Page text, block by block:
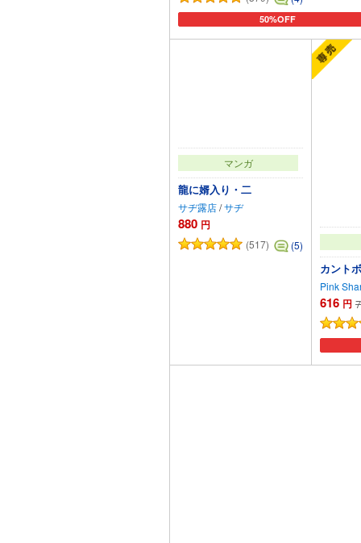
50%OFF
カートに追加
マンガ
龍に婿入り・二
サヂ露店/サヂ
880 円
(517) (5)
カント
Pink
616 円